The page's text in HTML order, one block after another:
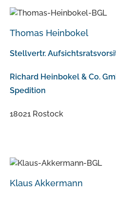
Thomas Heinbokel
Stellvertr.
Richard Heinbokel & Co.
Spedition
18021 Rostock
Klaus Akkermann